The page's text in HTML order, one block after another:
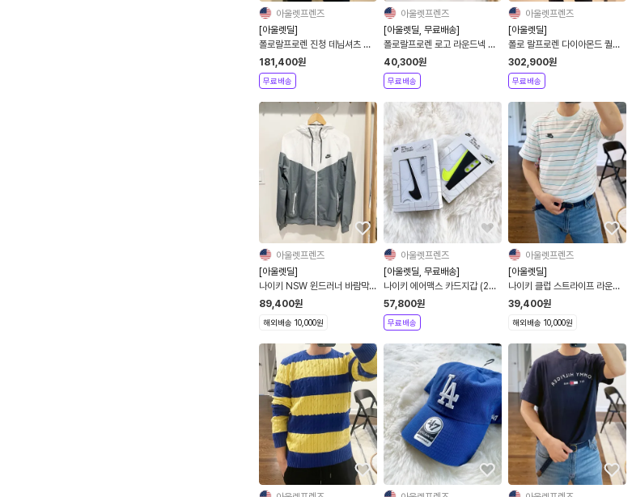
아울렛프렌즈
[아울렛딜]
폴로랄프로렌 진청 데님셔츠 남
녀공용
181,400원
무료배송
아울렛프렌즈
[아울렛딜, 무료배송]
폴로랄프로렌 로고 라운드넥 티
셔츠 남녀공용
40,300원
무료배송
아울렛프렌즈
[아울렛딜]
폴로 랄프로렌 다이아몬드 퀄팅
양면 누빔 트렌치 자켓 남녀공용
302,900원
무료배송
아울렛프렌즈
[아울렛딜]
나이키 NSW 윈드러너 바람막이
자켓
89,400원
해외배송 10,000원
아울렛프렌즈
[아울렛딜, 무료배송]
나이키 에어맥스 카드지갑 (2컬
러)
57,800원
무료배송
아울렛프렌즈
[아울렛딜]
나이키 클럽 스트라이프 라운드
넥 티셔츠 남녀공용
39,400원
해외배송 10,000원